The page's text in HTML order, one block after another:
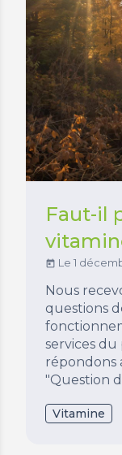
Faut-il
today Le 1
Nous
questions
services du
répondons
"Question
Vitamine